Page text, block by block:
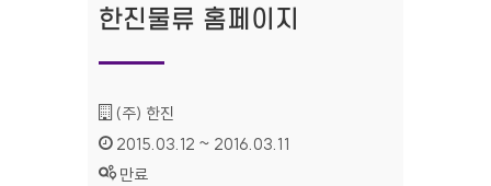
한진물류 홈페이지
기관명 :
(주) 한진
인증기간 :
2015.03.12 ~ 2016.03.11
상태 :
만료